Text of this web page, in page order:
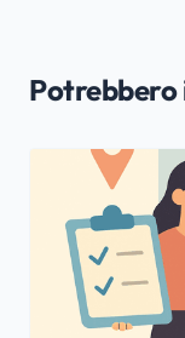
Potrebbero